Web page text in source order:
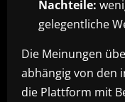
Nachteile:
gelegentliche
Die Meinungen
abhängig von den
die Plattform mit